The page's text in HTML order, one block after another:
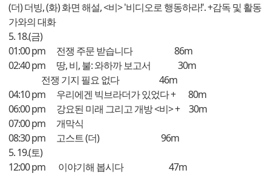
(더) 더빙, (화) 화면 해설, <비> '비디오로 행동하라!'. +감독 및 활동
가와의 대화
5. 18.(금)
01:00 pm 전쟁 주문 받습니다 86m
02:40 pm 땅, 비, 불: 와하까 보고서 30m
전쟁 기지 필요 없다 46m
04:10 pm 우리에겐 빅브라더가 있었다 + 80m
06:00 pm 강요된 미래 그리고 개방 <비> + 30m
07:00 pm 개막식
08:30 pm 고스트 (더) 96m
5. 19.(토)
12:00 pm 이야기해 봅시다 47m